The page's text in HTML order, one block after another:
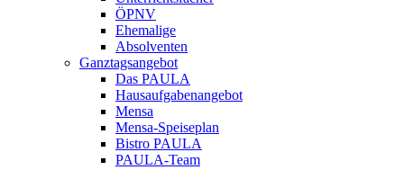
ÖPNV
Ehemalige
Absolventen
Ganztagsangebot
Das PAULA
Hausaufgabenangebot
Mensa
Mensa-Speiseplan
Bistro PAULA
PAULA-Team